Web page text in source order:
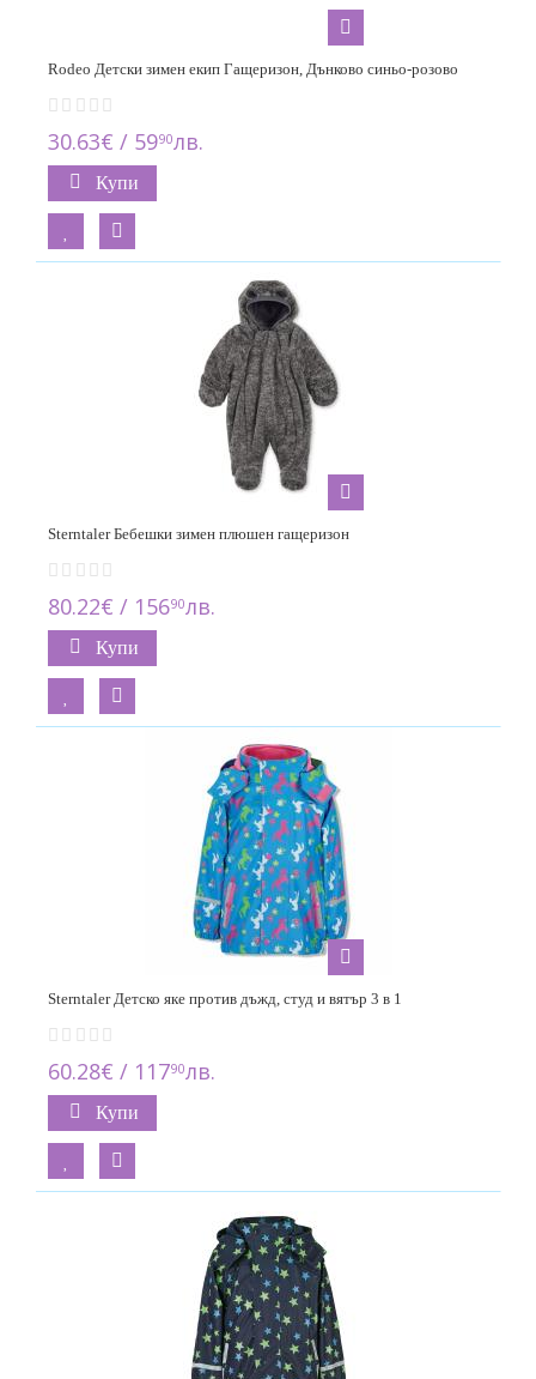
Rodeo Детски зимен екип Гащеризон, Дънково синьо-розово
30.63€ / 5990лв.
Купи
Sterntaler Бебешки зимен плюшен гащеризон
80.22€ / 15690лв.
Купи
Sterntaler Детско яке против дъжд, студ и вятър 3 в 1
60.28€ / 11790лв.
Купи